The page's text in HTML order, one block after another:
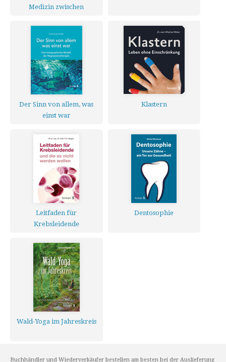
Medizin zwischen
Der Sinn von allem, was
einst war
Klastern
Leitfaden für
Krebsleidende
Dentosophie
Wald-Yoga im Jahreskreis
Buchhändler und Wiederverkäufer bestellen am besten bei der Auslieferung